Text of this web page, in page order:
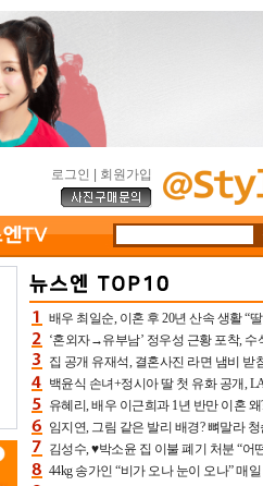
로그인 회원가입